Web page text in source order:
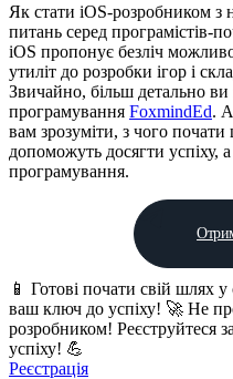
Як стати iOS-розробником
питань серед програмістів-
iOS пропонує безліч
утиліт до розробки ігор і
Звичайно, більш детально ви
програмування FoxmindEd.
вам зрозуміти, з чого
допоможуть досягти успіху,
програмування.
📱 Готові почати свій шлях
ваш ключ до успіху! 🚀 Не
розробником! Реєструйтеся
успіху! 💪
Реєстрація